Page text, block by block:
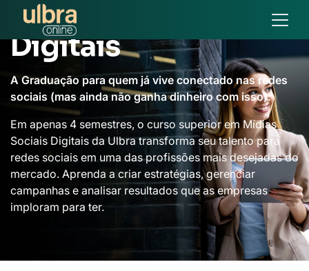
Mídias Sociais
Digitais
A Graduação para quem já vive conectado nas redes
sociais (mas ainda não ganha dinheiro com isso).
Em apenas 4 semestres, o curso superior em Mídias
Sociais Digitais da Ulbra transforma seu talento para
redes sociais em uma das profissões mais desejadas do
mercado. Aprenda a criar estratégias, gerenciar
campanhas e analisar resultados que as empresas
imploram para ter.